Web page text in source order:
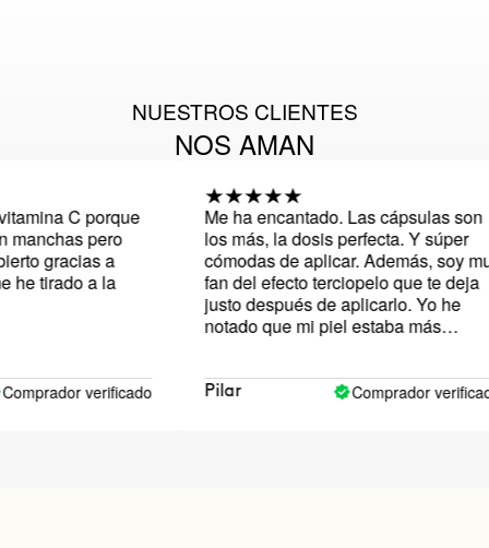
NUESTROS CLIENTES
NOS AMAN
C porque
pero
a
a la
verificado
Me ha encantado. Las cápsulas son
los más, la dosis perfecta. Y súper
cómodas de aplicar. Además, soy muy
fan del efecto terciopelo que te deja
justo después de aplicarlo. Yo he
notado que mi piel estaba más
Comprador verificado